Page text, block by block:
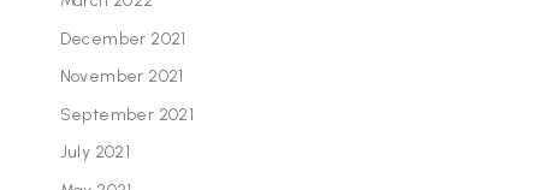
December 2021
November 2021
September 2021
July 2021